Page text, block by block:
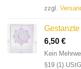
zzgl.
6,50 €
Kein
§19 (1) UStG.